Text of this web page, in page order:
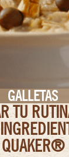
GALLETAS
TU
QUAKER®